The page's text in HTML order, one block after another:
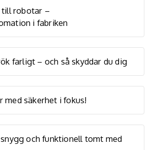
till robotar –
i fabriken
farligt – och så skyddar du dig
med säkerhet i fokus!
och funktionell tomt med